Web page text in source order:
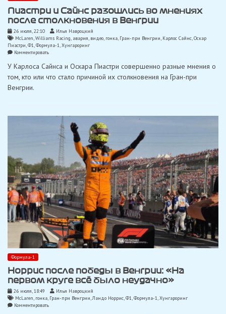
Пиастри и Сайнс разошлись во мнениях
после столкновения в Венгрии
26 июля, 22:10
Илья Навроцкий
McLaren,Williams Racing, авария, видео, гонка, Гран-при Венгрии, Карлос Сайнс,Оскар
Пиастри,Ф1,Формула-1,Хунгароринг
Комментироватьon
и
разошлись
в
Венгрии
У Карлоса Сайнса и Оскара Пиастри совершенно разные мнения о
том, кто или что стало причиной их столкновения на Гран-при
Венгрии.
Формула-1
Норрис после победы в Венгрии: «На
первом круге всё было неудачно»
26 июля, 18:49
Илья Навроцкий
McLaren, гонка, Гран-при Венгрии,Ландо Норрис,Ф1,Формула-1,Хунгароринг
Комментироватьon